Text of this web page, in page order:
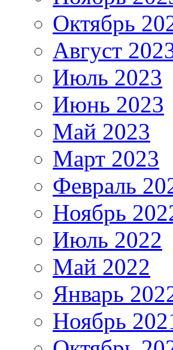
Октябрь
Август
Июль 2023
Июнь 2023
Май 2023
Март 2023
Февраль
Ноябрь
Июль 2022
Май 2022
Январь
Ноябрь